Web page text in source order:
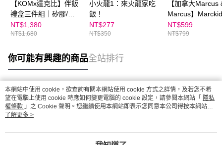
【KOMx達克比】伴飯
禮盒三件組｜矽膠/磨
砂碗(粉/黃/紫)＋水杯
＋便當袋 (加贈！彩色
NT$1,380
NT$1,680
小火龍1：來火龍家吃
飯！
NT$277
NT$350
【加拿大Marcus
Marcus】
環保戶外防水野
(附提袋)
NT$599
NT$799
你可能有興趣的商品全站排行
熱門標籤
本網站中使用 cookie，欲查詢有關本網站使用 cookie 方式之詳情，及若您不希
望在電腦上使用 cookie 時應如何變更電腦的 cookie 設定，請參閱本網站「 隱私
權條款 」之 Cookie 聲明。您繼續使用本網站即表示您同意本公司得按本網站使
用條款之 Cookie 聲明使用 cookie。
了解更多 >